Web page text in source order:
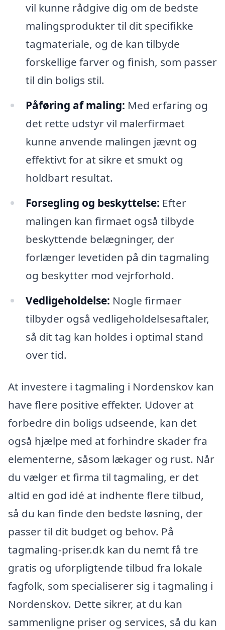
vil kunne rådgive dig om de bedste
malingsprodukter til dit specifikke
tagmateriale, og de kan tilbyde
forskellige farver og finish, som passer
til din boligs stil.
Påføring af maling: Med erfaring og
det rette udstyr vil malerfirmaet
kunne anvende malingen jævnt og
effektivt for at sikre et smukt og
holdbart resultat.
Forsegling og beskyttelse: Efter
malingen kan firmaet også tilbyde
beskyttende belægninger, der
forlænger levetiden på din tagmaling
og beskytter mod vejrforhold.
Vedligeholdelse: Nogle firmaer
tilbyder også vedligeholdelsesaftaler,
så dit tag kan holdes i optimal stand
over tid.
At investere i tagmaling i Nordenskov kan
have flere positive effekter. Udover at
forbedre din boligs udseende, kan det
også hjælpe med at forhindre skader fra
elementerne, såsom lækager og rust. Når
du vælger et firma til tagmaling, er det
altid en god idé at indhente flere tilbud,
så du kan finde den bedste løsning, der
passer til dit budget og behov. På
tagmaling-priser.dk kan du nemt få tre
gratis og uforpligtende tilbud fra lokale
fagfolk, som specialiserer sig i tagmaling i
Nordenskov. Dette sikrer, at du kan
sammenligne priser og services, så du kan